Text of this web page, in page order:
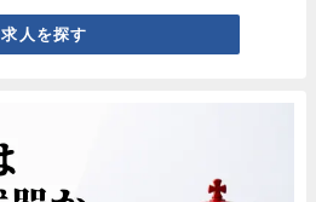
求人を探す